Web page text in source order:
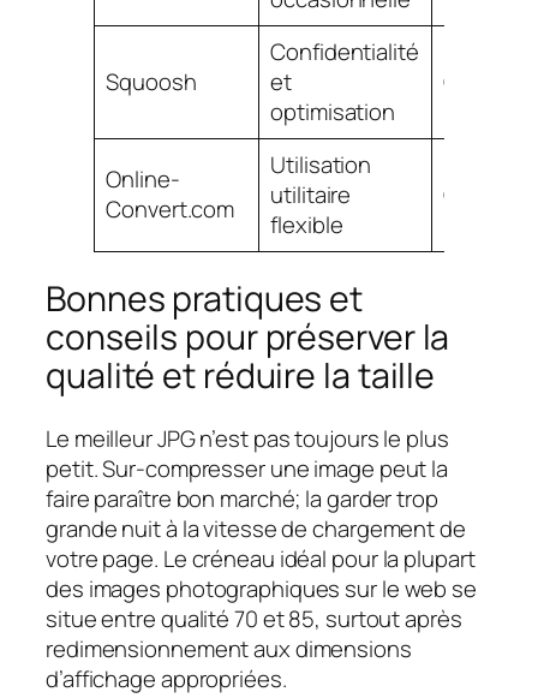
Squoosh
Confidentialité
et
optimisation
Côté
Online-
Convert.com
Utilisation
utilitaire
flexible
Côté
Bonnes pratiques et
conseils pour préserver la
qualité et réduire la taille
Le meilleur JPG n’est pas toujours le plus
petit. Sur-compresser une image peut la
faire paraître bon marché; la garder trop
grande nuit à la vitesse de chargement de
votre page. Le créneau idéal pour la plupart
des images photographiques sur le web se
situe entre qualité 70 et 85, surtout après
redimensionnement aux dimensions
d’affichage appropriées.